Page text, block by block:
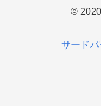
©
サード